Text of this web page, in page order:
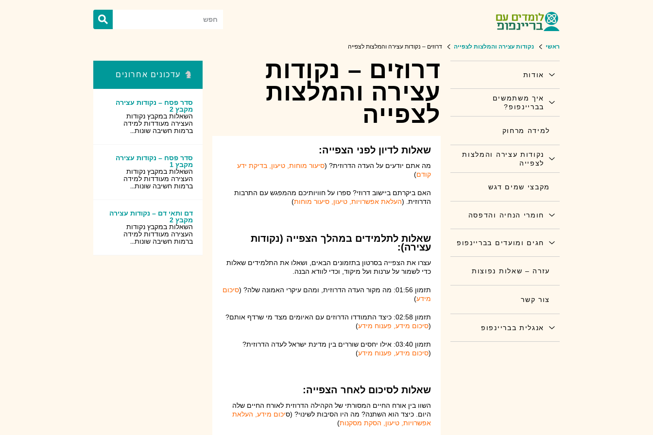
ראשי נקודות עצירה והמלצות לצפייה דרוזים – נקודות עצירה והמלצות לצפייה
דרוזים – נקודות
עצירה והמלצות
לצפייה
שאלות לדיון לפני הצפייה:
מה אתם יודעים על העדה הדרוזית? (סיעור מוחות, טיעון, בדיקת ידע
קודם)
האם ביקרתם ביישוב דרוזי? ספרו על חוויותיכם מהמפגש עם התרבות
הדרוזית. (העלאת אפשרויות, טיעון, סיעור מוחות)
שאלות לתלמידים במהלך הצפייה (נקודות
עצירה):
עצרו את הצפייה בסרטון בתזמונים הבאים, ושאלו את התלמידים שאלות
כדי לשמור על ערנות ועל מיקוד, וכדי לוודא הבנה.
תזמון 01:56: מה מקור העדה הדרוזית, ומהם עיקרי האמונה שלה? (
סיכום
מידע)
תזמון 02:58: כיצד התמודדו הדרוזים עם האיומים מצד מי שרדף אותם?
(סיכום מידע, פענוח מידע)
תזמון 03:40: אילו יחסים שוררים בין מדינת ישראל לעדה הדרוזית?
(סיכום מידע, פענוח מידע)
שאלות לסיכום לאחר הצפייה:
השוו בין אורח החיים המסורתי של הקהילה הדרוזית לאורח החיים שלה
היום. כיצד הוא השתנה? מה היו הסיבות לשינוי? (סיכום מידע, העלאת
אפשרויות, טיעון, הסקת מסקנות)
עדכונים אחרונים
סדר פסח – נקודות עצירה
מקבץ 2
השאלות במקבץ נקודות
העצירה מעודדות למידה
ברמות חשיבה שונות...
סדר פסח – נקודות עצירה
מקבץ 1
השאלות במקבץ נקודות
העצירה מעודדות למידה
ברמות חשיבה שונות...
דם ותאי דם – נקודות עצירה
מקבץ 2
השאלות במקבץ נקודות
העצירה מעודדות למידה
ברמות חשיבה שונות...
אודות
איך משתמשים
בבריינפופ?
למידה מרחוק
נקודות עצירה והמלצות
לצפייה
מקבצי שמים דגש
חומרי הנחיה והדפסה
חגים ומועדים בבריינפופ
עזרה – שאלות נפוצות
צור קשר
אנגלית בבריינפופ